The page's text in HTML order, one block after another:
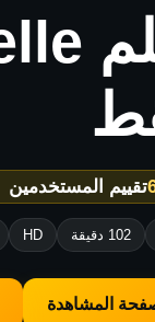
تقييم المستخدمين
102 دقيقة HD
المشاهدة